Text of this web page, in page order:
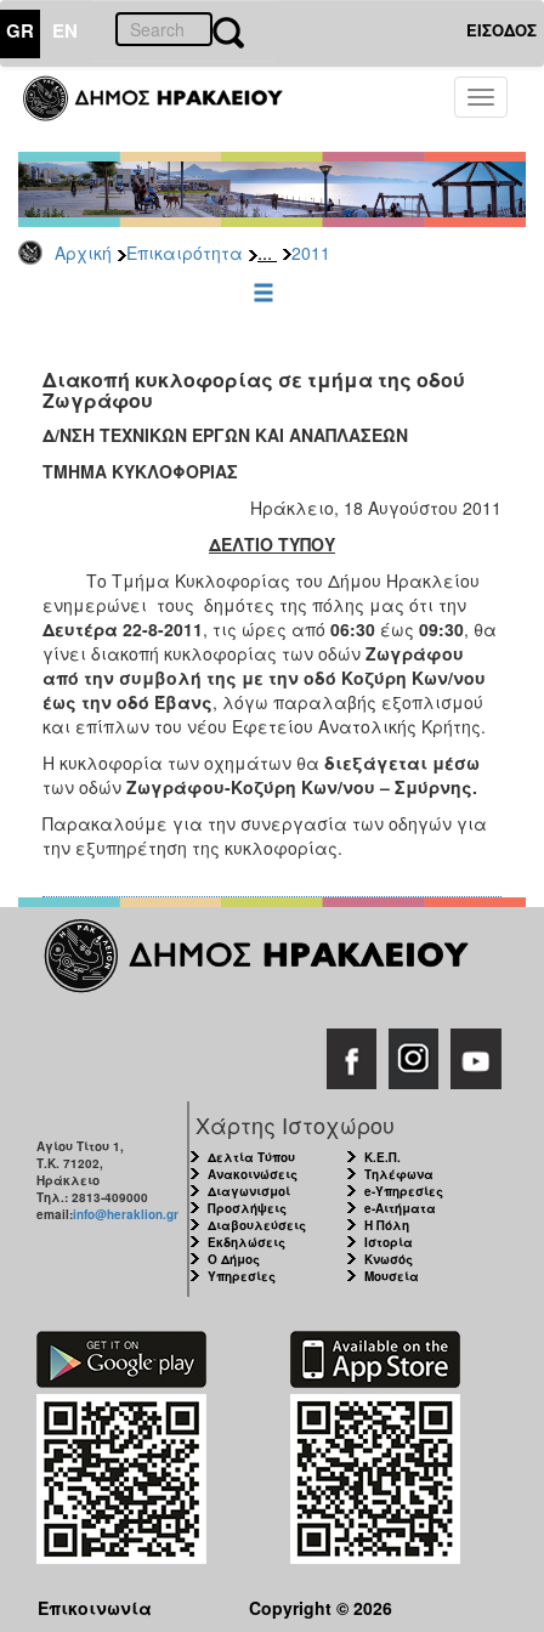
GR EN ΕΙΣΟΔΟΣ
Toggle
Αρχική Επικαιρότητα ... 2011
ΕΠΙΚΑΙΡΟΤΗΤΑ
Τύπου
Αρχείο
2026
2025
2022
2021
2020
2019
2016
2015
2013
2012
2011
2010
2006
ΔΗΜΟΤΗΣ
ΕΠΙΣΚΕΠΤΗΣ
Διακοπή κυκλοφορίας σε τμήμα της οδού
Ζωγράφου
Δ/ΝΣΗ ΤΕΧΝΙΚΩΝ ΕΡΓΩΝ ΚΑΙ ΑΝΑΠΛΑΣΕΩΝ
ΤΜΗΜΑ ΚΥΚΛΟΦΟΡΙΑΣ
Ηράκλειο, 18 Αυγούστου 2011
ΔΕΛΤΙΟ ΤΥΠΟΥ
Το Τμήμα Κυκλοφορίας του Δήμου Ηρακλείου
ενημερώνει τους δημότες της πόλης μας ότι την
Δευτέρα 22-8-2011, τις ώρες από 06:30 έως 09:30, θα
γίνει διακοπή κυκλοφορίας των οδών Ζωγράφου
από την συμβολή της με την οδό Κοζύρη Κων/νου
έως την οδό Έβανς, λόγω παραλαβής εξοπλισμού
και επίπλων του νέου Εφετείου Ανατολικής Κρήτης.
Η κυκλοφορία των οχημάτων θα διεξάγεται μέσω
των οδών Ζωγράφου-Κοζύρη Κων/νου – Σμύρνης.
Παρακαλούμε για την συνεργασία των οδηγών για
την εξυπηρέτηση της κυκλοφορίας.
Αγίου Τίτου 1,
Τ.Κ. 71202,
Ηράκλειο
Τηλ.: 2813-409000
email:info@heraklion.gr
Χάρτης Ιστοχώρου
Δελτία Τύπου
Ανακοινώσεις
Διαγωνισμοί
Προσλήψεις
Διαβουλεύσεις
Εκδηλώσεις
Ο Δήμος
Υπηρεσίες
Κ.Ε.Π.
Τηλέφωνα
e-Υπηρεσίες
e-Αιτήματα
Η Πόλη
Ιστορία
Κνωσός
Μουσεία
Επικοινωνία Copyright © 2026